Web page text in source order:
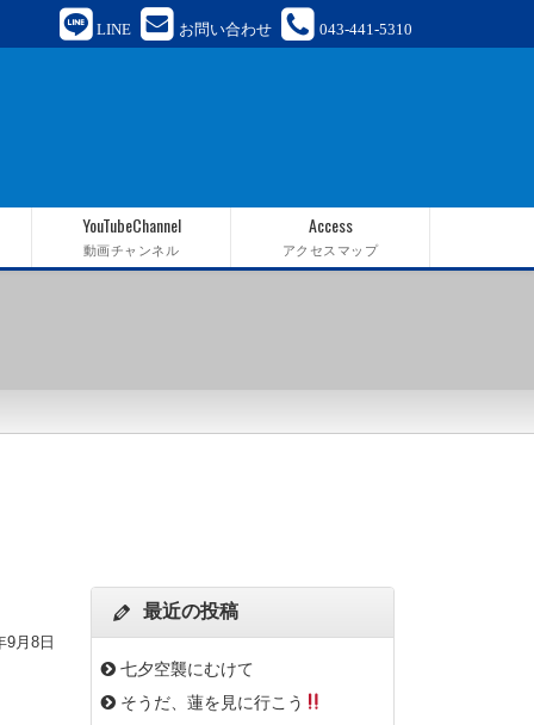
LINE お問い合わせ 043-441-5310
YouTubeChannel
動画チャンネル
Access
アクセスマップ
9月8日
最近の投稿
七夕空襲にむけて
そうだ、蓮を見に行こう